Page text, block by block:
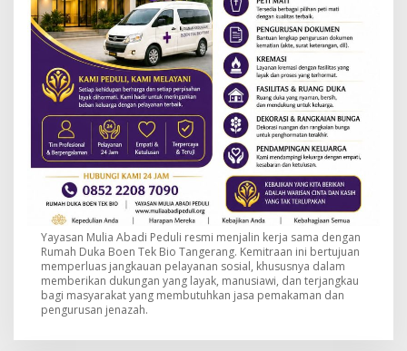
Yayasan Mulia Abadi Peduli resmi menjalin kerja sama dengan
Rumah Duka Boen Tek Bio Tangerang. Kemitraan ini bertujuan
memperluas jangkauan pelayanan sosial, khususnya dalam
memberikan dukungan yang layak, manusiawi, dan terjangkau
bagi masyarakat yang membutuhkan jasa pemakaman dan
pengurusan jenazah.